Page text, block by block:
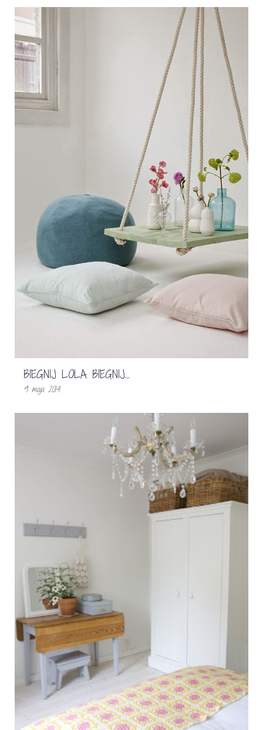
BIEGNIJ LOLA BIEGNIJ…
9 maja 2014